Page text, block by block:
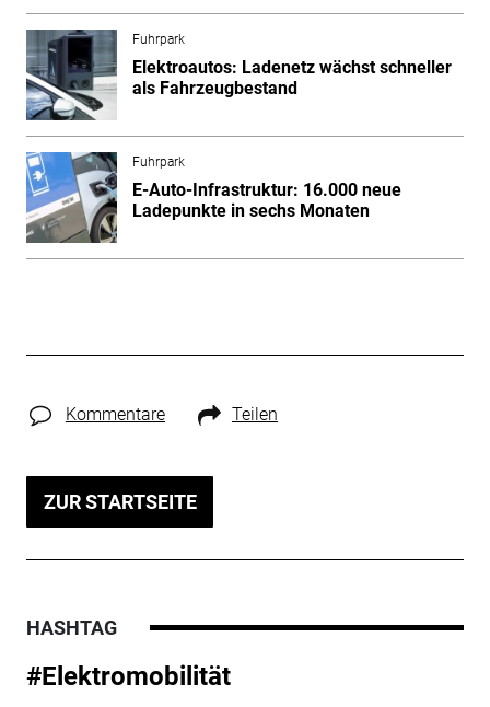
Fuhrpark
Elektroautos: Ladenetz wächst schneller
als Fahrzeugbestand
Fuhrpark
E-Auto-Infrastruktur: 16.000 neue
Ladepunkte in sechs Monaten
Kommentare Teilen
ZUR STARTSEITE
HASHTAG
#Elektromobilität